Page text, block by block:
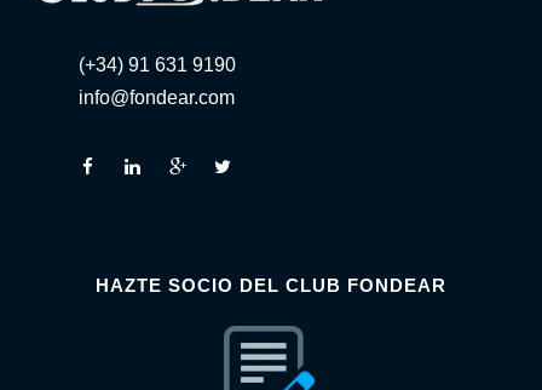
(+34) 91 631 9190
info@fondear.com
HAZTE SOCIO DEL CLUB FONDEAR